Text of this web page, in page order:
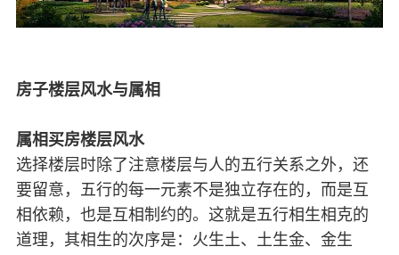
房子楼层风水与属相
属相买房楼层风水
选择楼层时除了注意楼层与人的五行关系之外，还
要留意，五行的每一元素不是独立存在的，而是互
相依赖，也是互相制约的。这就是五行相生相克的
道理，其相生的次序是：火生土、土生金、金生